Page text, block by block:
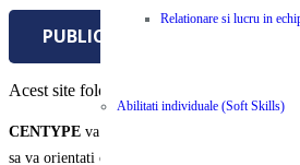
Relationare si lucru in
Abilitati individuale (Soft Skills)
PUBLICĂ COMENTARIUL
Acest site folosește Akismet pentru a
CENTYPE va pune la dispozitie o selectie
sa va orientati organizatia si echipa spre